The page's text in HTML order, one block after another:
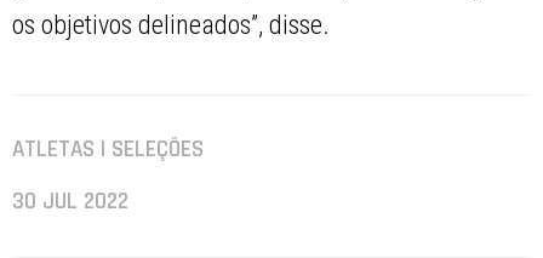
os objetivos delineados”, disse.
ATLETAS | SELEÇÕES
30 JUL 2022